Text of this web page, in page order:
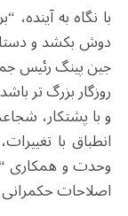
با نگاه به
دوش بکشد و
جین پینگ رئیس
روزگار بزرگ تر
و با پشتکار،
انطباق با
وحدت و همکاری
اصلاحات